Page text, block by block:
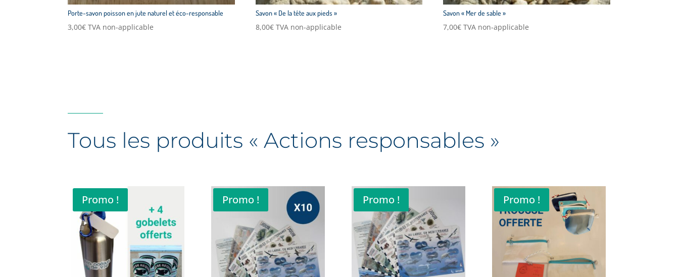
Porte-savon poisson en jute naturel et éco-responsable
3,00€ TVA non-applicable
Savon « De la tête aux pieds »
8,00€ TVA non-applicable
Savon « Mer de sable »
7,00€ TVA non-applicable
Tous les produits « Actions responsables »
Promo ! Promo ! Promo ! Promo !